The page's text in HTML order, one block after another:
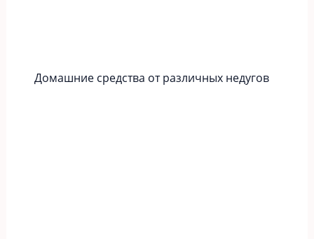
Домашние средства от различных недугов